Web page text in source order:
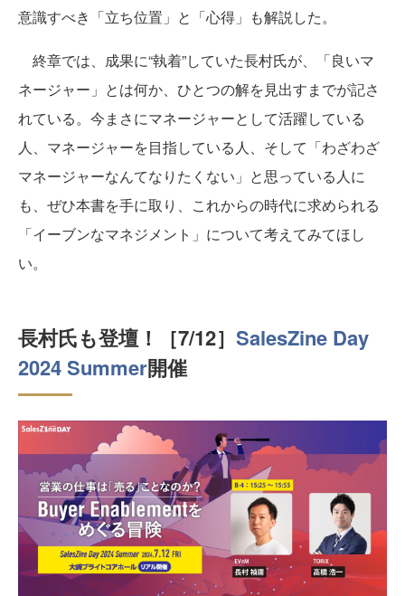
意識すべき「立ち位置」と「心得」も解説した。
終章では、成果に“執着”していた長村氏が、「良いマ
ネージャー」とは何か、ひとつの解を見出すまでが記さ
れている。今まさにマネージャーとして活躍している
人、マネージャーを目指している人、そして「わざわざ
マネージャーなんてなりたくない」と思っている人に
も、ぜひ本書を手に取り、これからの時代に求められる
「イーブンなマネジメント」について考えてみてほし
い。
長村氏も登壇！［7/12］ SalesZine Day
2024 Summer開催